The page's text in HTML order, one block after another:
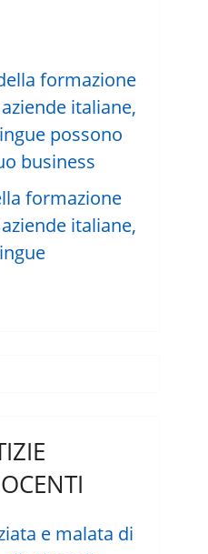
formazione
italiane,